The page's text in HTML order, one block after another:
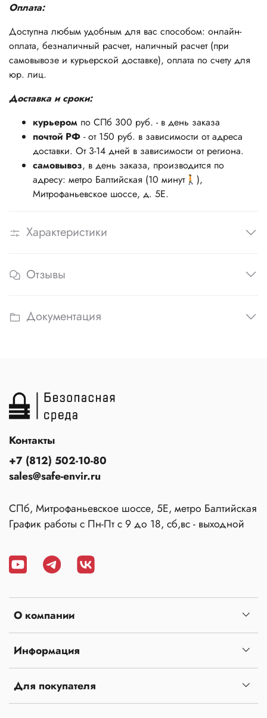
Оплата:
Доступна любым удобным для вас способом: онлайн-
оплата, безналичный расчет, наличный расчет (при
самовывозе и курьерской доставке), оплата по счету для
юр. лиц.
Доставка и сроки:
курьером по СПб 300 руб. - в день заказа
почтой РФ - от 150 руб. в зависимости от адреса
доставки. От 3-14 дней в зависимости от региона.
самовывоз, в день заказа, производится по
адресу: метро Балтийская (10 минут🚶),
Митрофаньевское шоссе, д. 5Е.
Характеристики
Отзывы
Документация
О компании
Информация
Для покупателя
Контакты
+7 (812) 502-10-80
sales@safe-envir.ru
СПб, Митрофаньевское шоссе, 5Е, метро Балтийская
График работы с Пн-Пт с 9 до 18, сб,вс - выходной